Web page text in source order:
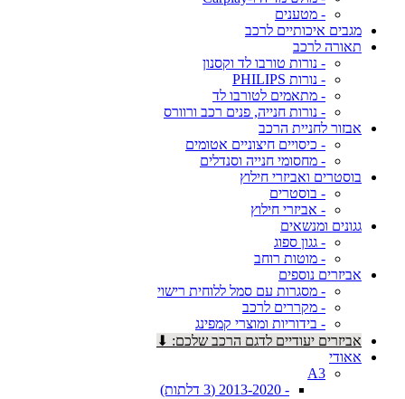
- מטענים
מגבים איכותיים לרכב
תאורה לרכב
- נורות טורבו לד וקסנון
- נורות PHILIPS
- מתאמים לטורבו לד
- נורות חנייה, פנים רכב ורוורס
אבזור לחניית הרכב
- כיסויים חיצוניים אטומים
- מחסומי חנייה וסנדלים
בוסטרים ואביזרי חילוץ
- בוסטרים
- אביזרי חילוץ
גגונים ומנשאים
- גגון ספוג
- מוטות רוחב
אביזרים נוספים
- מסגרות עם סמל ללוחית רישוי
- מקררים לרכב
- בידוריות ומוצרי קמפינג
אביזרים יעודיים לדגם הרכב שלכם: ⬇
אאודי
A3
- 2013-2020 (3 דלתות)